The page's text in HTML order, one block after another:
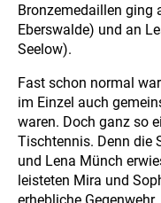
Bronzemedaillen ging
Eberswalde) und an
Seelow).
Fast schon normal
im Einzel auch
waren. Doch ganz so
Tischtennis. Denn die
und Lena Münch
leisteten Mira und